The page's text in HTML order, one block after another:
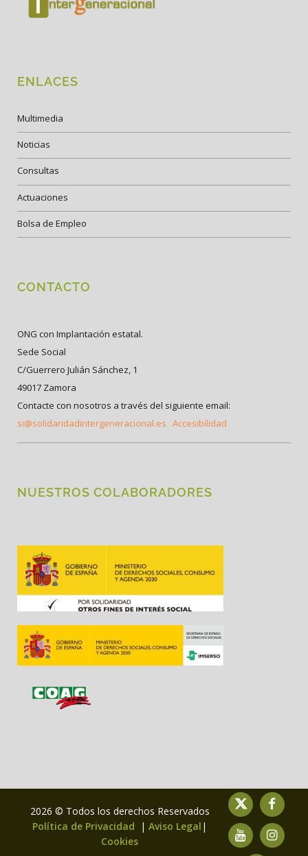
ENLACES
Multimedia
Noticias
Consultas
Actuaciones
Bolsa de Empleo
CONTACTO
ONG con Implantación estatal.
Sede Social
C/Guerrero Julián Sánchez, 1
49017 Zamora
Contacte con nosotros a través del siguiente email:
si@solidaridadintergeneracional.es Accesibilidad
NUESTROS COLABORADORES
2026 © Todos los derechos Reservados
Política de Privacidad
| Aviso Legal |
Cookies